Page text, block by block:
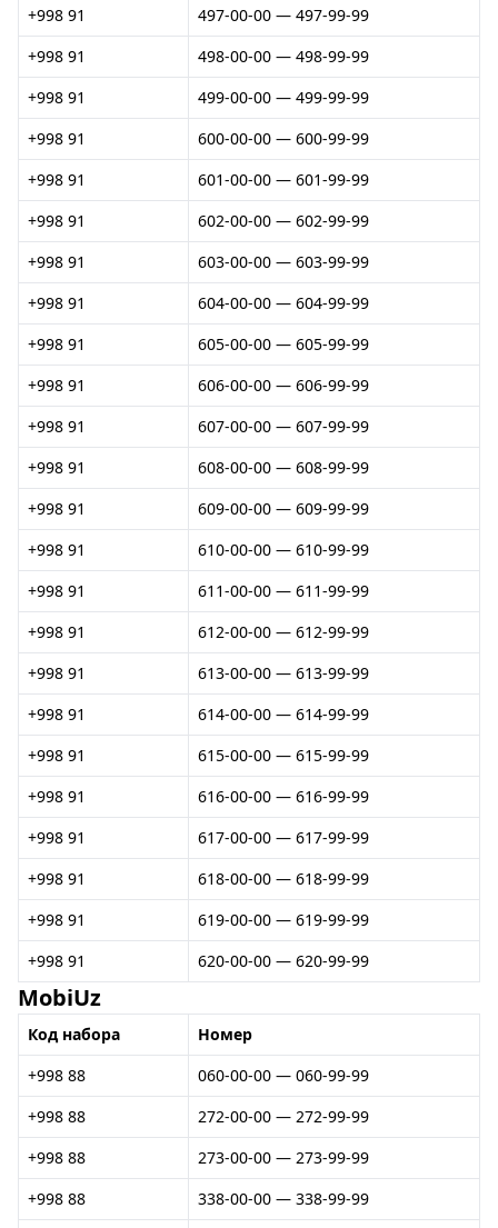
+998 91
497-00-00 — 497-99-99
+998 91
498-00-00 — 498-99-99
+998 91
499-00-00 — 499-99-99
+998 91
600-00-00 — 600-99-99
+998 91
601-00-00 — 601-99-99
+998 91
602-00-00 — 602-99-99
+998 91
603-00-00 — 603-99-99
+998 91
604-00-00 — 604-99-99
+998 91
605-00-00 — 605-99-99
+998 91
606-00-00 — 606-99-99
+998 91
607-00-00 — 607-99-99
+998 91
608-00-00 — 608-99-99
+998 91
609-00-00 — 609-99-99
+998 91
610-00-00 — 610-99-99
+998 91
611-00-00 — 611-99-99
+998 91
612-00-00 — 612-99-99
+998 91
613-00-00 — 613-99-99
+998 91
614-00-00 — 614-99-99
+998 91
615-00-00 — 615-99-99
+998 91
616-00-00 — 616-99-99
+998 91
617-00-00 — 617-99-99
+998 91
618-00-00 — 618-99-99
+998 91
619-00-00 — 619-99-99
+998 91
620-00-00 — 620-99-99
MobiUz
Код набора
Номер
+998 88
060-00-00 — 060-99-99
+998 88
272-00-00 — 272-99-99
+998 88
273-00-00 — 273-99-99
+998 88
338-00-00 — 338-99-99